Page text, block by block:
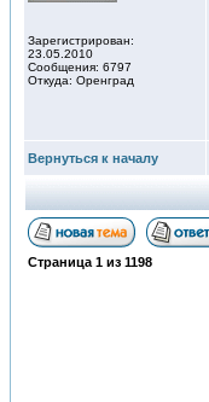
Зарегистрирован:
23.05.2010
Сообщения: 6797
Откуда: Оренград
Вернуться к началу
Страница 1 из 1198